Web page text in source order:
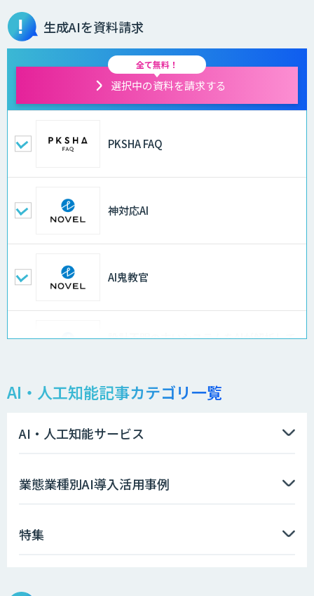
生成AIを資料請求
全て無料！
選択中の資料を請求する
PKSHA FAQ
神対応AI
AI鬼教官
設計不明の古いシステムをAIが解析して
AIエージェント開発支援
AIエンジニアアカデミー（バイブコーデ
AI・人工知能記事カテゴリ一覧
AI・人工知能サービス
業態業種別AI導入活用事例
特集